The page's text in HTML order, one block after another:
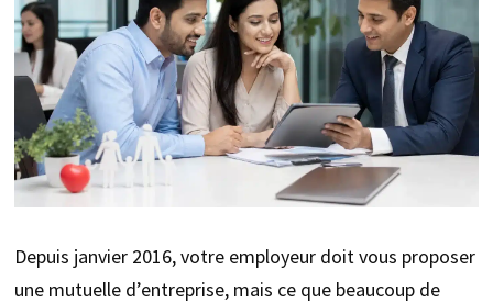
Depuis janvier 2016, votre employeur doit vous proposer
une mutuelle d’entreprise, mais ce que beaucoup de